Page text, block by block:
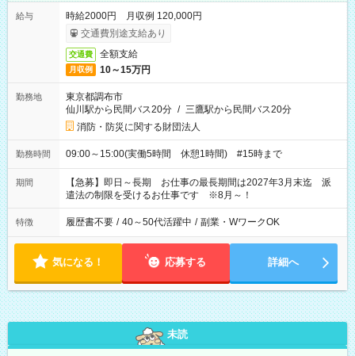
給与
時給2000円 月収例 120,000円
交通費別途支給あり
交通費 全額支給
月収例 10～15万円
勤務地
東京都調布市
仙川駅から民間バス20分 / 三鷹駅から民間バス20分
消防・防災に関する財団法人
勤務時間 09:00～15:00(実働5時間 休憩1時間) #15時まで
期間
【急募】即日～長期 お仕事の最長期間は2027年3月末迄 派
遣法の制限を受けるお仕事です ※8月～！
特徴 履歴書不要 / 40～50代活躍中 / 副業・WワークOK
気になる！ 応募する 詳細へ
未読